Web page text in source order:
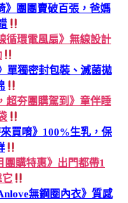
》團團賣破百張，爸媽
循環電風扇》無線設計
單獨密封包裝、滅菌拋
超夯團購駕到》童伴睡
買唷》100%生乳，保
團購特惠》出門都帶1
它
無鋼圈內衣》質感